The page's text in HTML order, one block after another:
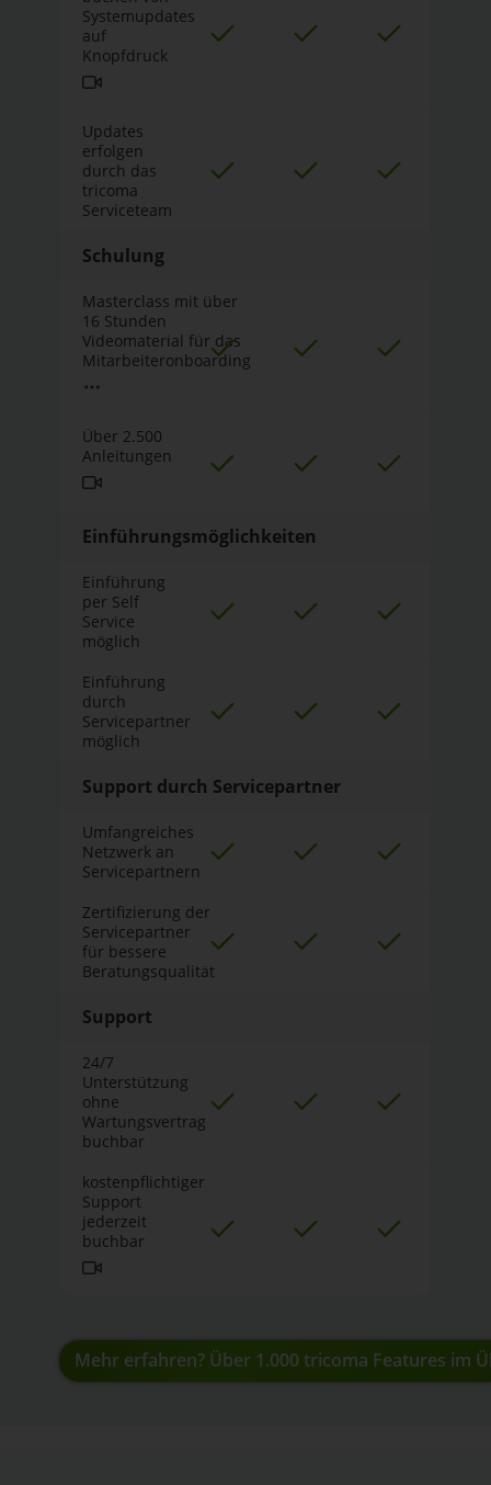
Systemupdates
auf
Knopfdruck
Updates
erfolgen
durch das
tricoma
Serviceteam
Schulung
Masterclass mit über
16 Stunden
Videomaterial für das
Mitarbeiteronboarding
Über 2.500
Anleitungen
Einführungsmöglichkeiten
Einführung
per Self
Service
möglich
Einführung
durch
Servicepartner
möglich
Support durch Servicepartner
Umfangreiches
Netzwerk an
Servicepartnern
Zertifizierung der
Servicepartner
für bessere
Beratungsqualität
Support
24/7
Unterstützung
ohne
Wartungsvertrag
buchbar
kostenpflichtiger
Support
jederzeit
buchbar
Mehr erfahren? Über 1.000 tricoma Features im